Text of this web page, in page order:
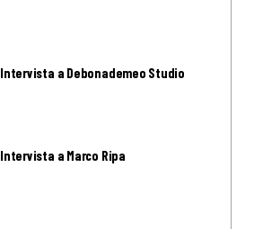
Intervista a Debonademeo Studio
Intervista a Marco Ripa